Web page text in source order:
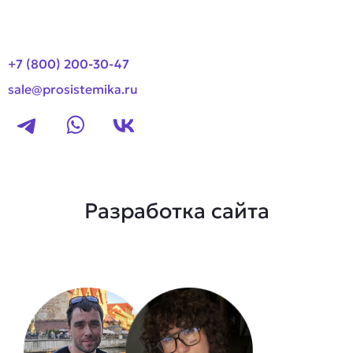
+7 (800) 200-30-47
sale@prosistemika.ru
Разработка сайта